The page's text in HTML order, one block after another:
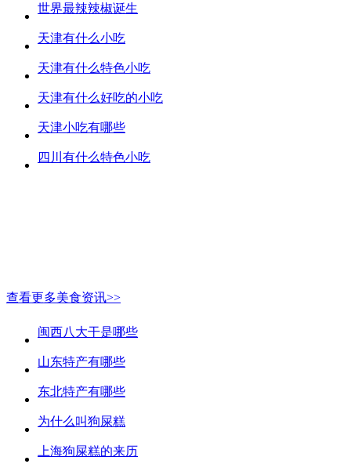
世界最辣辣椒诞生
天津有什么小吃
天津有什么特色小吃
天津有什么好吃的小吃
天津小吃有哪些
四川有什么特色小吃
查看更多美食资讯>>
闽西八大干是哪些
山东特产有哪些
东北特产有哪些
为什么叫狗屎糕
上海狗屎糕的来历